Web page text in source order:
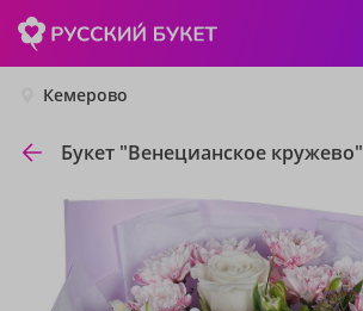
Кемерово
Букет "Венецианское кружево"